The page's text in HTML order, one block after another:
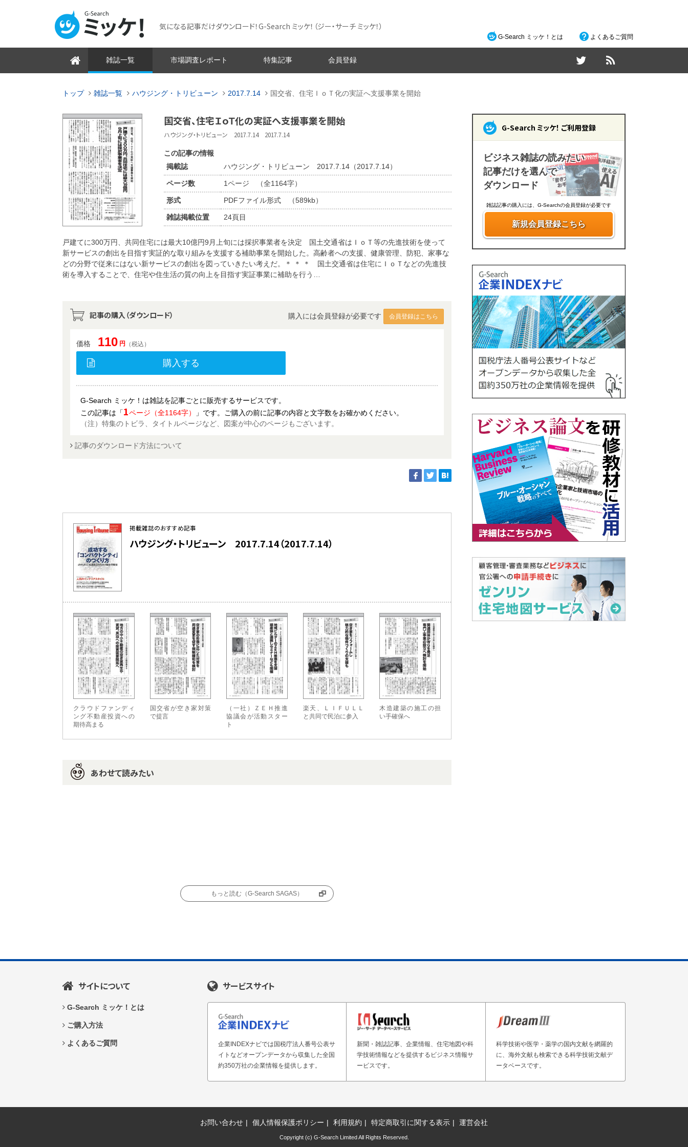
気になる記事だけダウンロード！G-Search ミッケ！ （ジー・サーチ ミッケ！）
G-Search ミッケ！とは よくあるご質問
雑誌一覧 市場調査レポート 特集記事 会員登録
トップ 雑誌一覧 ハウジング・トリビューン 2017.7.14 国交省、住宅ＩｏＴ化の実証へ支援事業を開始
国交省、住宅ＩｏＴ化の実証へ支援事業を開始
ハウジング・トリビューン 2017.7.14 2017.7.14
この記事の情報
掲載誌
ハウジング・トリビューン 2017.7.14（2017.7.14）
ページ数 1ページ （全1164字）
形式 PDFファイル形式 （589kb）
雑誌掲載位置 24頁目
戸建てに300万円、共同住宅には最大10億円9月上旬には採択事業者を決定 国土交通省はＩｏＴ等の先進技術を使って
新サービスの創出を目指す実証的な取り組みを支援する補助事業を開始した。高齢者への支援、健康管理、防犯、家事な
どの分野で従来にはない新サービスの創出を図っていきたい考えだ。＊ ＊ ＊ 国土交通省は住宅にＩｏＴなどの先進技
術を導入することで、住宅や住生活の質の向上を目指す実証事業に補助を行う…
記事の購入（ダウンロード） 購入には会員登録が必要です 会員登録はこちら
価格 110 円 （税込）
購入する
G-Search ミッケ！は雑誌を記事ごとに販売するサービスです。
この記事は「1ページ（全1164字）
」です。ご購入の前に記事の内容と文字数をお確かめください。
（注）特集のトビラ、タイトルページなど、図案が中心のページもございます。
記事のダウンロード方法について
掲載雑誌のおすすめ記事
ハウジング・トリビューン 2017.7.14（2017.7.14）
クラウドファンディ
ング不動産投資への
期待高まる
国交省が空き家対策
で提言
（一社）ＺＥＨ推進
協議会が活動スター
ト
楽天、ＬＩＦＵＬＬ
と共同で民泊に参入
木造建築の施工の担
い手確保へ
あわせて読みたい
もっと読む（G-Search SAGAS）
G-Search ミッケ！ ご利用登録
ビジネス雑誌の読みたい
記事だけを選んで
ダウンロード
雑誌記事の購入には、G-Searchの会員登録が必要です
新規会員登録こちら
サイトについて
G-Search ミッケ！とは
ご購入方法
よくあるご質問
サービスサイト
企業INDEXナビでは国税庁法人番号公表サ
イトなどオープンデータから収集した全国
約350万社の企業情報を提供します。
新聞・雑誌記事、企業情報、住宅地図や科
学技術情報などを提供するビジネス情報サ
ービスです。
科学技術や医学・薬学の国内文献を網羅的
に、海外文献も検索できる科学技術文献デ
ータベースです。
お問い合わせ 個人情報保護ポリシー 利用規約 特定商取引に関する表示 運営会社
Copyright (c) G-Search Limited All Rights Reserved.